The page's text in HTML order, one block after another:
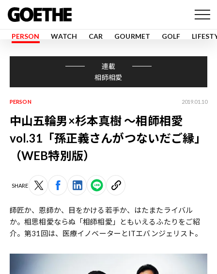
PERSON WATCH CAR GOURMET GOLF
連載
相師相愛
PERSON 2019.01.10
中山五輪男×杉本真樹 ～相師相愛
vol.31「孫正義さんがつないだご縁」
（WEB特別版）
SHARE
師匠か、恩師か、目をかける若手か、はたまたライバル
か。相思相愛ならぬ「相師相愛」ともいえるふたりをご紹
介。第31回は、医療イノベーターとITエバンジェリスト。